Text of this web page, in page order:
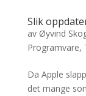
Slik
av Øyvind
Programvare,
Da Apple
det mange